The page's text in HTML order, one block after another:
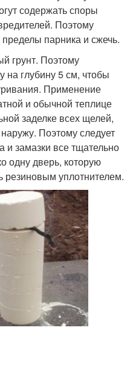
содержать споры
Поэтому
парника и сжечь.
грунт. Поэтому
на глубину 5 см, чтобы
Применение
и обычной теплице
заделке всех щелей,
Поэтому следует
и замазки все тщательно
одну дверь, которую
резиновым уплотнителем.